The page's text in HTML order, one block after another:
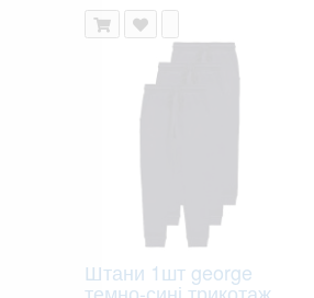
Штани 1шт george
темно-сині трикотаж